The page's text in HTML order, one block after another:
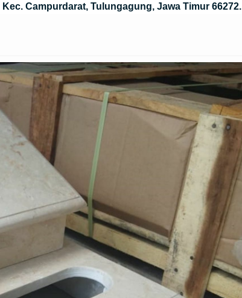
Campurdarat, Tulungagung, Jawa Timur 66272.